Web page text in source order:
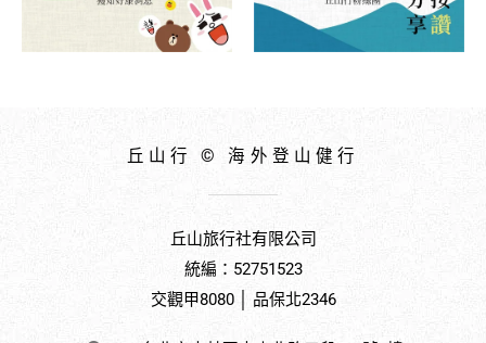
丘山行 © 海外登山健行
丘山旅行社有限公司
統編：52751523
交觀甲8080 │ 品保北2346